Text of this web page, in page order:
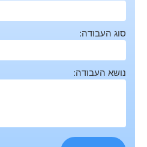
סוג העבודה:
נושא העבודה: